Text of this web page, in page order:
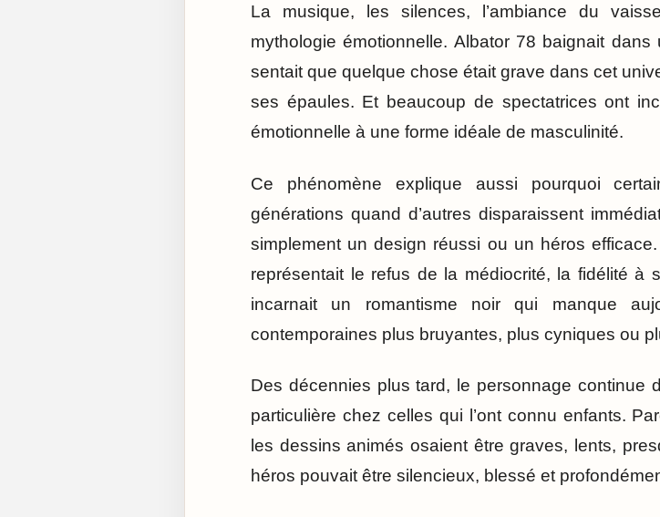
La musique, les silences, l’ambiance du
mythologie émotionnelle. Albator 78 baignait
sentait que quelque chose était grave dans cet
ses épaules. Et beaucoup de spectatrices ont
émotionnelle à une forme idéale de masculinité.
Ce phénomène explique aussi pourquoi
générations quand d’autres disparaissent
simplement un design réussi ou un héros
représentait le refus de la médiocrité, la fidélité à
incarnait un romantisme noir qui manque
contemporaines plus bruyantes, plus cyniques ou
Des décennies plus tard, le personnage continue
particulière chez celles qui l’ont connu enfants.
les dessins animés osaient être graves, lents,
héros pouvait être silencieux, blessé et